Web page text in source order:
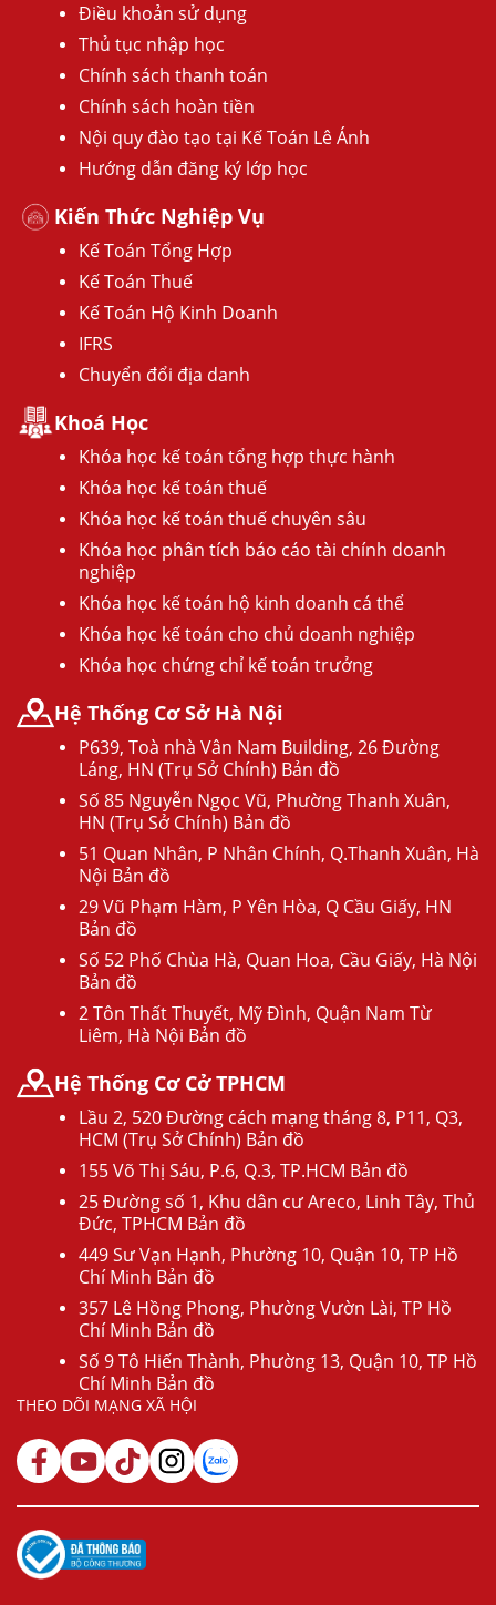
Điều khoản sử dụng
Thủ tục nhập học
Chính sách thanh toán
Chính sách hoàn tiền
Nội quy đào tạo tại Kế Toán Lê Ánh
Hướng dẫn đăng ký lớp học
Kiến Thức Nghiệp Vụ
Kế Toán Tổng Hợp
Kế Toán Thuế
Kế Toán Hộ Kinh Doanh
IFRS
Chuyển đổi địa danh
Khoá Học
Khóa học kế toán tổng hợp thực hành
Khóa học kế toán thuế
Khóa học kế toán thuế chuyên sâu
Khóa học phân tích báo cáo tài chính doanh
nghiệp
Khóa học kế toán hộ kinh doanh cá thể
Khóa học kế toán cho chủ doanh nghiệp
Khóa học chứng chỉ kế toán trưởng
Hệ Thống Cơ Sở Hà Nội
P639, Toà nhà Vân Nam Building, 26 Đường
Láng, HN (Trụ Sở Chính) Bản đồ
Số 85 Nguyễn Ngọc Vũ, Phường Thanh Xuân,
HN (Trụ Sở Chính) Bản đồ
51 Quan Nhân, P Nhân Chính, Q.Thanh Xuân, Hà
Nội Bản đồ
29 Vũ Phạm Hàm, P Yên Hòa, Q Cầu Giấy, HN
Bản đồ
Số 52 Phố Chùa Hà, Quan Hoa, Cầu Giấy, Hà Nội
Bản đồ
2 Tôn Thất Thuyết, Mỹ Đình, Quận Nam Từ
Liêm, Hà Nội Bản đồ
Hệ Thống Cơ Cở TPHCM
Lầu 2, 520 Đường cách mạng tháng 8, P11, Q3,
HCM (Trụ Sở Chính) Bản đồ
155 Võ Thị Sáu, P.6, Q.3, TP.HCM Bản đồ
25 Đường số 1, Khu dân cư Areco, Linh Tây, Thủ
Đức, TPHCM Bản đồ
449 Sư Vạn Hạnh, Phường 10, Quận 10, TP Hồ
Chí Minh Bản đồ
357 Lê Hồng Phong, Phường Vườn Lài, TP Hồ
Chí Minh Bản đồ
Số 9 Tô Hiến Thành, Phường 13, Quận 10, TP Hồ
Chí Minh Bản đồ
THEO DÕI MẠNG XÃ HỘI